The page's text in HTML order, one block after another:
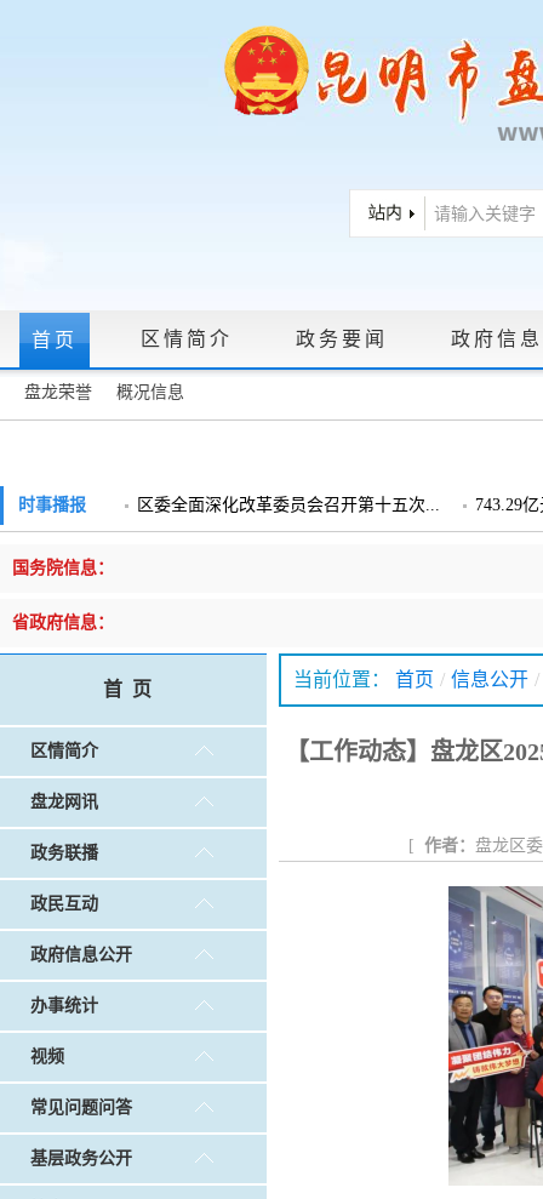
首页 区情简介 政务要闻 政府信
盘龙荣誉 概况信息
领导信箱 | 调查征集 | 常见问题问答
时事播报 区委全面深化改革委员会召开第十五次... 743.29
国务院信息：
省政府信息：
首 页
区情简介
盘龙网讯
政务联播
政民互动
政府信息公开
办事统计
视频
常见问题问答
基层政务公开
当前位置： 首页 / 信息公开 /
【工作动态】盘龙区
[ 作者： 盘龙区